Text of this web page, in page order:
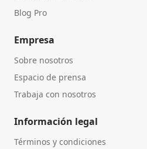
Blog Pro
Empresa
Sobre nosotros
Espacio de prensa
Trabaja con nosotros
Información legal
Términos y condiciones